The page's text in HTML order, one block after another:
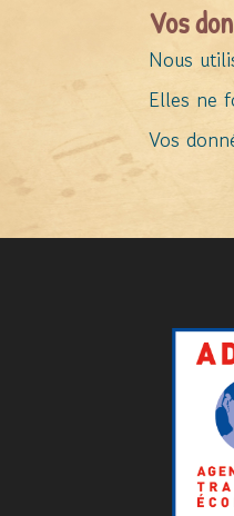
Vos
Nous
Elles ne
Vos